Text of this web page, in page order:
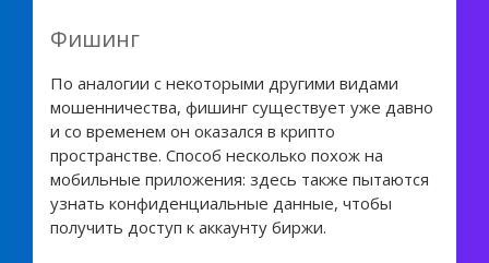
Фишинг
По аналогии с некоторыми другими видами
мошенничества, фишинг существует уже давно
и со временем он оказался в крипто
пространстве. Способ несколько похож на
мобильные приложения: здесь также пытаются
узнать конфиденциальные данные, чтобы
получить доступ к аккаунту биржи.